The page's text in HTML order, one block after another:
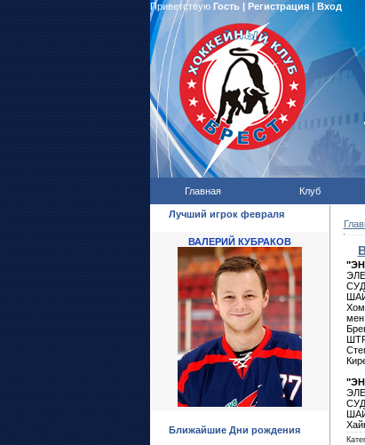
Приветствую Гость | Регистрация| Вход
Главная Клуб
Лучший игрок февраля
ВАЛЕРИЙ КУБРАКОВ
Ближайшие Дни рождения